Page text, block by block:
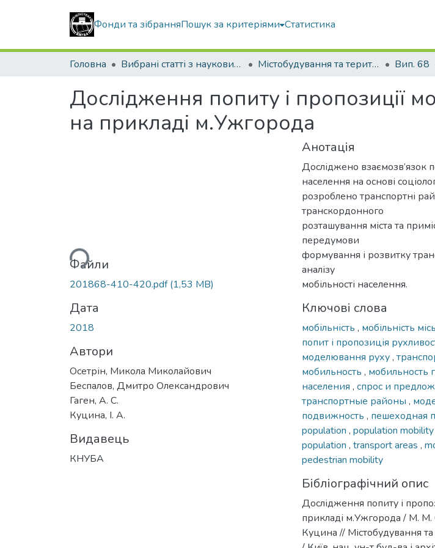
Фонди та зібранняПошук за критеріями Статистика
Головна Вибрані статті з наукових збірників КНУБА Містобудування та територіальне планування Вип. 68
Дослідження попиту і пропозиції
на прикладі м.Ужгорода
Вантажиться...
Файли
201868-410-420.pdf(1,53 MB)
Дата
2018
Автори
Осетрін, Микола Миколайович
Беспалов, Дмитро Олександрович
Гаген, А. С.
Куцина, І. А.
Видавець
КНУБА
Анотація
Досліджено взаємозв’язок
населення на основі
розроблено транспортні
транскордонного
розташування міста та
передумови
формування і розвитку
аналізу
мобільності населення.
Ключові слова
мобільність , мобільність
попит і пропозиція
моделювання руху,
мобильность , мобильность
населения , спрос и
транспортные районы ,
подвижность , пешеходная
population , population mobility
population , transport areas ,
pedestrian mobility
Бібліографічний опис
Дослідження попиту і
прикладі м.Ужгорода / М. М.
Куцина // Містобудування